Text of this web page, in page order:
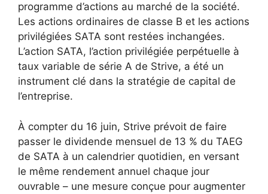
programme d’actions au marché de la société.
Les actions ordinaires de classe B et les actions
privilégiées SATA sont restées inchangées.
L’action SATA, l’action privilégiée perpétuelle à
taux variable de série A de Strive, a été un
instrument clé dans la stratégie de capital de
l’entreprise.
À compter du 16 juin, Strive prévoit de faire
passer le dividende mensuel de 13 % du TAEG
de SATA à un calendrier quotidien, en versant
le même rendement annuel chaque jour
ouvrable – une mesure conçue pour augmenter